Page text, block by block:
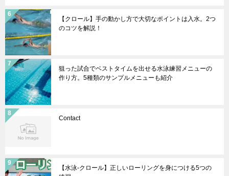
【クロール】手の動かし方で大切なポイントは入水。2つ
のコツを解説！
狙った試合でベストタイムを出せる水泳練習メニューの
作り方。5種類のサンプルメニューも紹介
Contact
【水泳-クロール】正しいローリングを身につける5つの